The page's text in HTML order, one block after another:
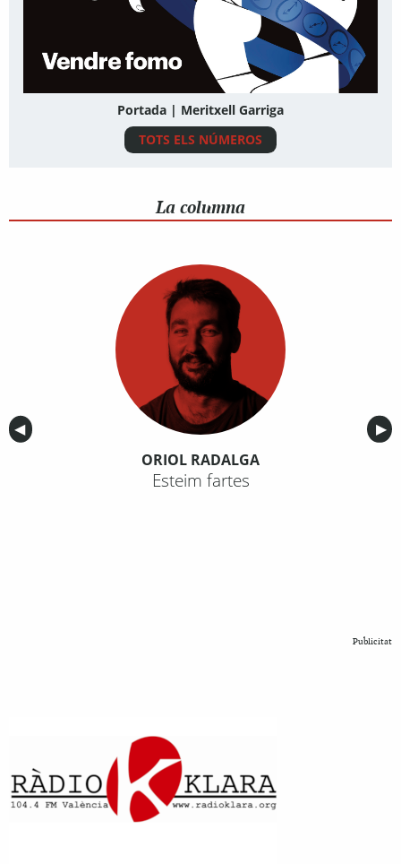
Portada | Meritxell Garriga
TOTS ELS NÚMEROS
La columna
Anterior
◀︎ ▶︎
ORIOL RADALGA
Esteim fartes
Publicitat